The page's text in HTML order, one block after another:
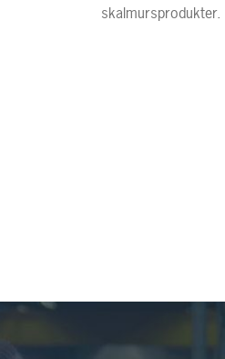
skalmursprodukter.